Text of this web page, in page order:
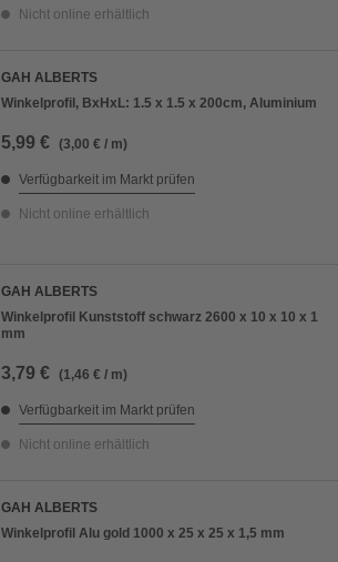
Nicht online erhältlich
GAH ALBERTS
Winkelprofil, BxHxL: 1.5 x 1.5 x 200cm, Aluminium
5,99 € (3,00 € / m)
Verfügbarkeit im Markt prüfen
Nicht online erhältlich
GAH ALBERTS
Winkelprofil Kunststoff schwarz 2600 x 10 x 10 x 1
mm
3,79 € (1,46 € / m)
Verfügbarkeit im Markt prüfen
Nicht online erhältlich
GAH ALBERTS
Winkelprofil Alu gold 1000 x 25 x 25 x 1,5 mm